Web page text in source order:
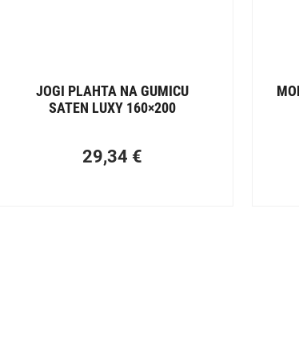
JOGI PLAHTA NA GUMICU
SATEN LUXY 160×200
29,34 €